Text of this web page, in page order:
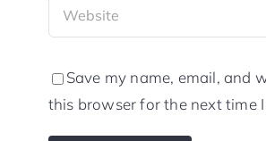
Save my name, email, and
this browser for the next time